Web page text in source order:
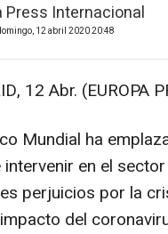
Press Internacional
12 abril 2020 20:48
12 Abr. (EUROPA
Mundial ha
intervenir en el
perjuicios por la
del